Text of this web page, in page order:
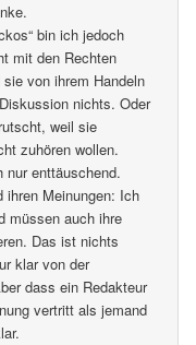
bin ich jedoch
mit den Rechten
von ihrem Handeln
nichts. Oder
weil sie
zuhören wollen.
nur enttäuschend.
ihren Meinungen: Ich
müssen auch ihre
Das ist nichts
klar von der
dass ein Redakteur
vertritt als jemand